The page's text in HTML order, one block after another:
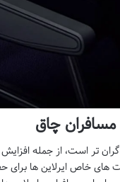
مسافران چاق
گران تر است، از جمله
های خاص ایرلاین ها